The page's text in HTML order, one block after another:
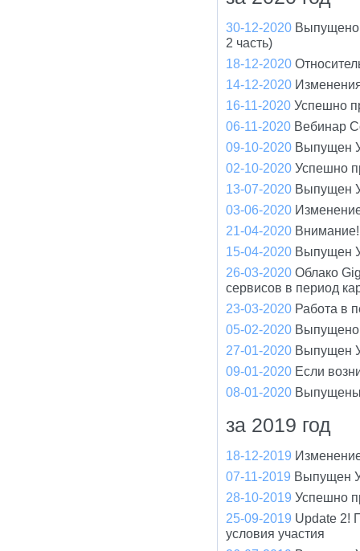
30-12-2020 Выпущено
2 часть)
18-12-2020
14-12-2020
16-11-2020 Успешно
06-11-2020 Вебинар
09-10-2020 Выпущен
02-10-2020 Успешно
13-07-2020 Выпущен
03-06-2020
21-04-2020 Внимание!
15-04-2020 Выпущен
26-03-2020 Облако
сервисов в период
23-03-2020 Работа в
05-02-2020 Выпущено
27-01-2020 Выпущен
09-01-2020 Если
08-01-2020
за 2019 год
18-12-2019
07-11-2019 Выпущен
28-10-2019 Успешно
25-09-2019 Update 2!
условия участия